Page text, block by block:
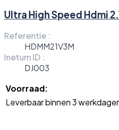
Ultra High Speed Hdmi
Referentie :
HDMM21V3M
Inetum ID :
DJ003
Voorraad:
Leverbaar binnen 3